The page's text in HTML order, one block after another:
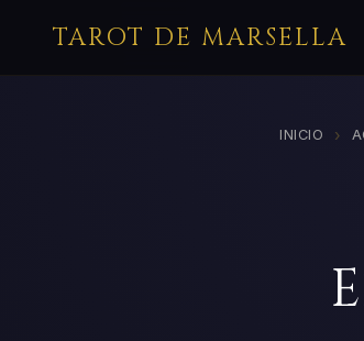
TAROT DE MARSELLA
INICIO ›